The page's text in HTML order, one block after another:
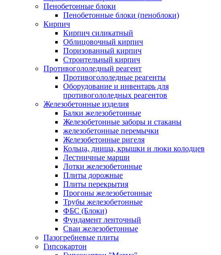
Пенобетонные блоки
Пенобетонные блоки (пеноблоки)
Кирпич
Кирпич силикатный
Облицовочный кирпич
Поризованный кирпич
Строительный кирпич
Противогололедный реагент
Противогололедные реагенты
Оборудование и инвентарь для
противогололедных реагентов
Железобетонные изделия
Балки железобетонные
Железобетонные заборы и стаканы
железобетонные перемычки
Железобетонные ригеля
Кольца, днища, крышки и люки колодцев
Лестничные марши
Лотки железобетонные
Плиты дорожные
Плиты перекрытия
Прогоны железобетонные
Трубы железобетонные
ФБС (Блоки)
Фундамент ленточный
Сваи железобетонные
Пазогребневые плиты
Гипсокартон